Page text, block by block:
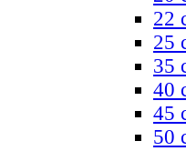
22
25
35
40
45
50